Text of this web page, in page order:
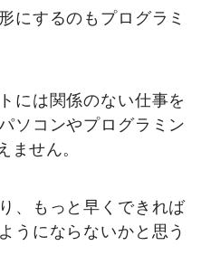
にするのもプログラミ
には関係のない仕事を
ソコンやプログラミン
ません。
、もっと早くできれば
うにならないかと思う